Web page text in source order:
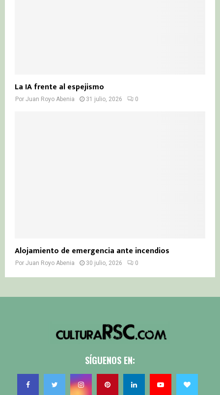
La IA frente al espejismo
Por Juan Royo Abenia 31 julio, 2026 0
Alojamiento de emergencia ante incendios
Por Juan Royo Abenia 30 julio, 2026 0
SÍGUENOS EN: